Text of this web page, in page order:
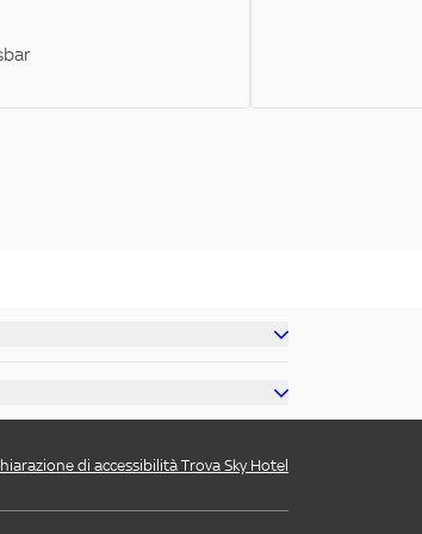
di accessibilità Trova Sky Hotel